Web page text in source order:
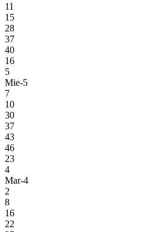
11
15
28
37
40
16
5
Mie-5
7
10
30
37
43
46
23
4
Mar-4
2
8
16
22